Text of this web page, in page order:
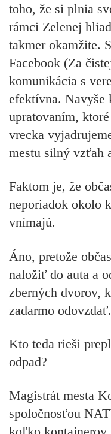
toho, že si plnia
rámci Zelenej
takmer okamžite.
Facebook (Za
komunikácia s
efektívna. Navyše
upratovaním,
vrecka
mestu silný vzťah
Faktom je, že
neporiadok okolo
vnímajú.
Áno, pretože
naložiť do auta a
zberných dvorov,
zadarmo odovzdať.
Kto teda rieši
odpad?
Magistrát mesta
spoločnosťou